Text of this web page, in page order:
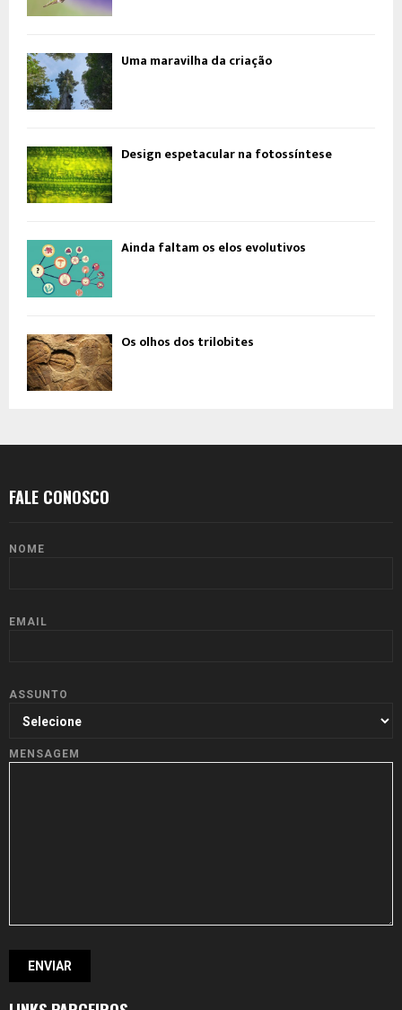
Uma maravilha da criação
Design espetacular na fotossíntese
Ainda faltam os elos evolutivos
Os olhos dos trilobites
FALE CONOSCO
NOME
EMAIL
ASSUNTO
MENSAGEM